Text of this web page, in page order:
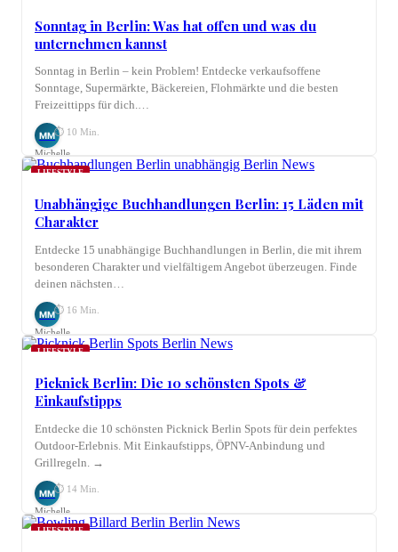
Sonntag in Berlin: Was hat offen und was du
unternehmen kannst
Sonntag in Berlin – kein Problem! Entdecke verkaufsoffene
Sonntage, Supermärkte, Bäckereien, Flohmärkte und die besten
Freizeittipps für dich.…
MM
Michelle
Möhring
⏱ 10 Min.
LIFESTYLE
Unabhängige Buchhandlungen Berlin: 15 Läden mit
Charakter
Entdecke 15 unabhängige Buchhandlungen in Berlin, die mit ihrem
besonderen Charakter und vielfältigem Angebot überzeugen. Finde
deinen nächsten…
MM
Michelle
Möhring
⏱ 16 Min.
LIFESTYLE
Picknick Berlin: Die 10 schönsten Spots &
Einkaufstipps
Entdecke die 10 schönsten Picknick Berlin Spots für dein perfektes
Outdoor-Erlebnis. Mit Einkaufstipps, ÖPNV-Anbindung und
Grillregeln. →
MM
Michelle
Möhring
⏱ 14 Min.
LIFESTYLE